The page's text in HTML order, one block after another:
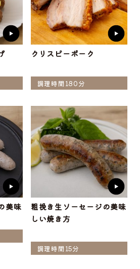
クリスピーポーク
調理時間180分
美味
粗挽き生ソーセージの美味
しい焼き方
調理時間15分